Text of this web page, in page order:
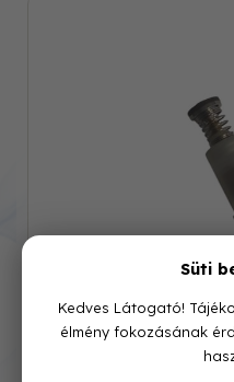
Süti
Kedves Látogató!
élmény fokozásának